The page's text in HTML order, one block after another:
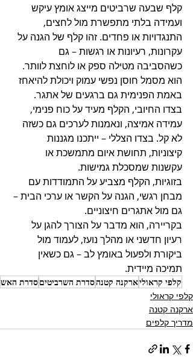
קלף שבעה שרביטים מייצג אומץ עיקש
ועמידה בלתי מתפשרת מול לחצים,
התנגדויות או פחדים. זהו קלף של הגנה על
עקרונות, רעיונות או רגשות – גם
כשהסביבה מטילה ספק או לוחצת לוותר.
הוא מסמל חוסן נפשי עמוק ויכולת להיאחז
באמת הפנימית גם ברגעים של אתגר.
בצדו החיובי, הקלף מעיד על כוח פנימי,
עמידה אמיצה, ונאמנות לערכים גם כשזה
לא קל. בצדו הצללי – ייתכנו מגננות
קיצוניות, תחושת איום מתמשכת או
עקשנות שמסכלת גמישות.
בזוגיות, הקלף מצביע על התמודדות עם
מבחן רגשי, הגנה על הקשר או ערכי הבית –
גם מול אתגרים חיצוניים.
בקריירה, הוא מדבר על הצורך להגן על
רעיון חדשני או מהלך נועז, לעמוד מול
ביקורת ולפעול באומץ לב – גם כשאין
תמיכה מיידית.
קלפי קראוליארקנה קטנהסדרת השרביטיםסדרת האש
קלפי קראולי
ארקנה קטנה
מדריך קלפים